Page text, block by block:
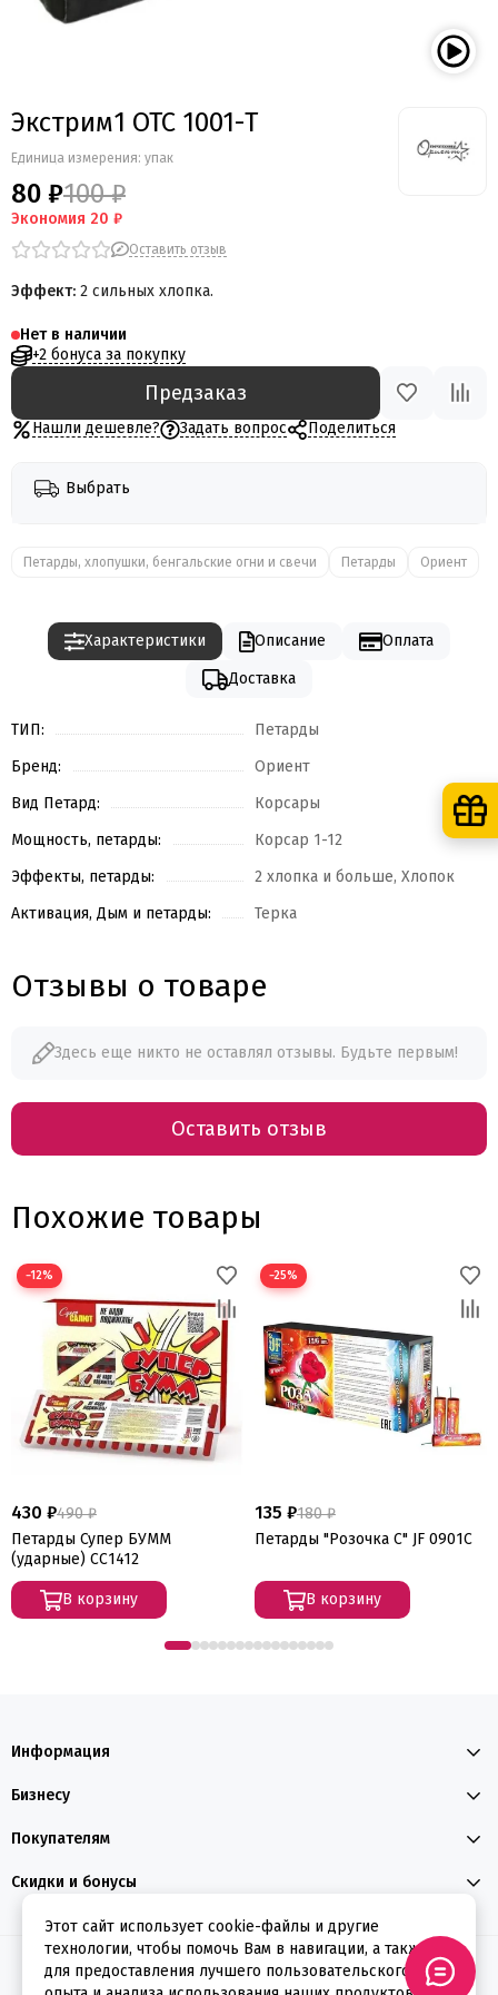
Экстрим1 ОТС 1001-T
Единица измерения: упак
80 ₽100 ₽
Экономия 20 ₽
Оставить отзыв
Эффект: 2 сильных хлопка.
Нет в наличии
+2 бонуса за покупку
Предзаказ
Нашли дешевле? Задать вопрос Поделиться
Выбрать
Петарды, хлопушки, бенгальские огни и свечи Петарды Ориент
Характеристики Описание
Оплата
Доставка
ТИП:
Петарды
Бренд:
Ориент
Вид Петард:
Корсары
Мощность, петарды:
Корсар 1-12
Эффекты, петарды:
2 хлопка и больше, Хлопок
Активация, Дым и петарды:
Терка
Отзывы о товаре
Здесь еще никто не оставлял отзывы. Будьте первым!
Оставить отзыв
Похожие товары
−12%
430 ₽490 ₽
Петарды Супер БУММ
(ударные) СС1412
В корзину
−25%
135 ₽180 ₽
Петарды "Розочка С" JF 0901C
В корзину
Информация
Бизнесу
Покупателям
Скидки и бонусы
2026 © ФЕЕРВЕРКИН
Этот сайт использует cookie-файлы и другие
технологии, чтобы помочь Вам в навигации, а также
для предоставления лучшего пользовательского